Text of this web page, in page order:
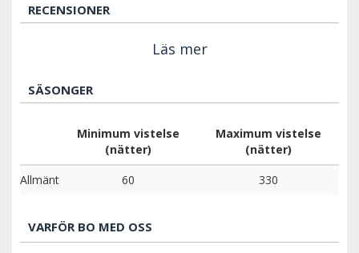
RECENSIONER
Läs mer
SÄSONGER
Minimum vistelse
(nätter)
Maximum vistelse
(nätter)
Allmänt
60 330
VARFÖR BO MED OSS